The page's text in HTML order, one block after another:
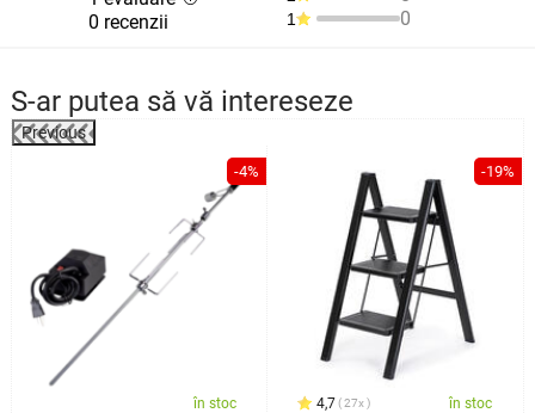
0 recenzii
1 0
S-ar putea să vă intereseze
Previous
-4%
în stoc
-19%
4,7 27x în stoc